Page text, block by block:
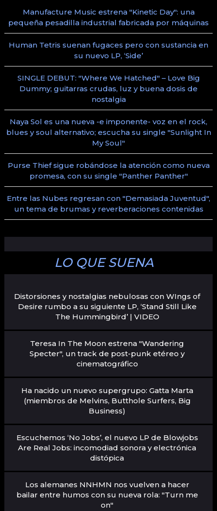
Manufacture Music estrena "Kinetic Day": una
pequeña pesadilla industrial fabricada por máquinas
Human Tetris suenan fugaces pero con sustancia en
su nuevo LP, ‘Side’
SINGLE DEBUT: "Where We Hatched" – Love Big
Dummy; guitarras crudas, luz y buena dosis de
nostalgia
Naya Sol es una nueva -e imponente- voz en el rock,
blues y soul alternativo; escucha su single "Sunlight In
My Soul"
Purse Thief sigue robándose la atención como nueva
promesa, con su single "Panther Panther"
Entre las Nubes regresan con "Demasiada Juventud",
un tema de brumas y reverberaciones contenidas
LO QUE SUENA
Distorsiones y nostalgias nebulosas con WIngs of
Desire rumbo a su siguiente LP, ‘Stand Still Like
The Hummingbird’ | VIDEO
Teresa In The Moon estrena "Wandering
Specter", un track de post-punk etéreo y
cinematográfico
Ha nacido un nuevo supergrupo: Gatta Marta
(miembros de Melvins, Butthole Surfers, Big
Business)
Escuchemos ‘No Jobs’, el nuevo LP de Blowjobs
Are Real Jobs: incomodiad sonora y electrónica
distópica
Los alemanes NNHMN nos vuelven a hacer
bailar entre humos con su nueva rola: "Turn me
on"